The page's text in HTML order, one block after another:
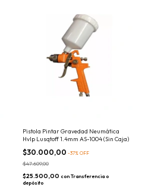
Pistola Pintar Gravedad Neumática
Hvlp Lusqtoff 1.4mm AS-1004 (Sin Caja)
$30.000,00 -37% OFF
$47.609,00
$25.500,00 con Transferencia o
depósito